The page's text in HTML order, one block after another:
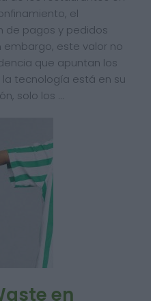
el
de pagos y pedidos
embargo, este valor no
que apuntan los
tecnología está en su
solo los …
en